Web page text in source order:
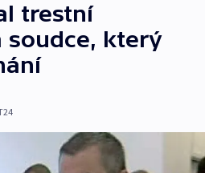
trestní
soudce, který